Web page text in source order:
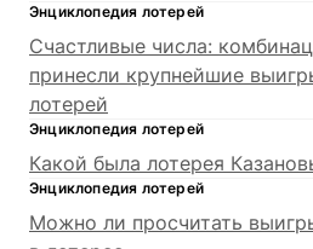
Энциклопедия лотерей
Счастливые числа:
принесли крупнейшие
лотерей
Энциклопедия лотерей
Какой была лотерея
Энциклопедия лотерей
Можно ли просчитать